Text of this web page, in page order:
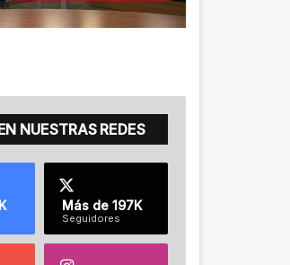
NUESTRAS REDES
Más de 197K
Seguidores